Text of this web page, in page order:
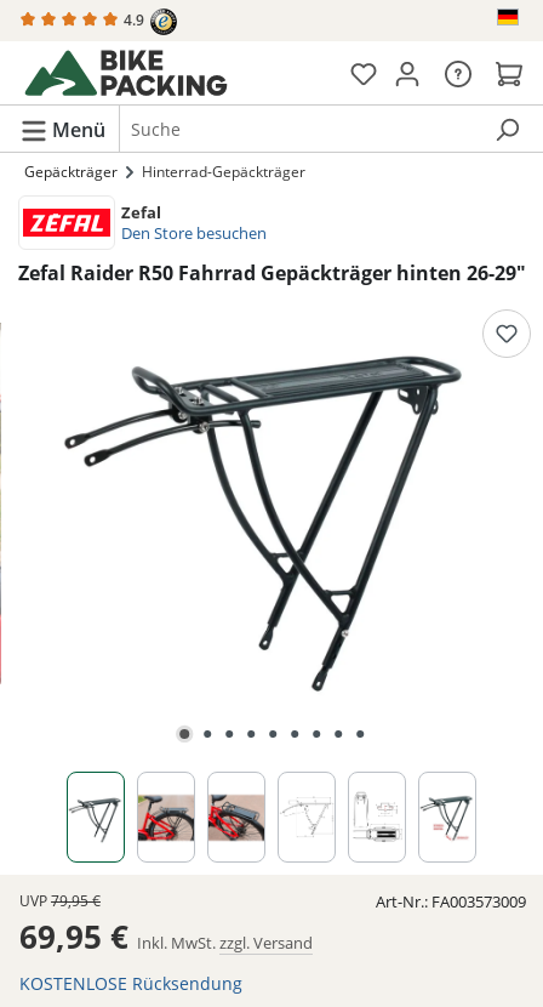
springen 4.9
Menü
Gepäckträger Hinterrad-Gepäckträger
Zefal
Den Store besuchen
Zefal Raider R50 Fahrrad Gepäckträger hinten 26-29"
UVP79,95 €
69,95 € Inkl. MwSt.zzgl. Versand
KOSTENLOSE Rücksendung
Art-Nr.: FA003573009